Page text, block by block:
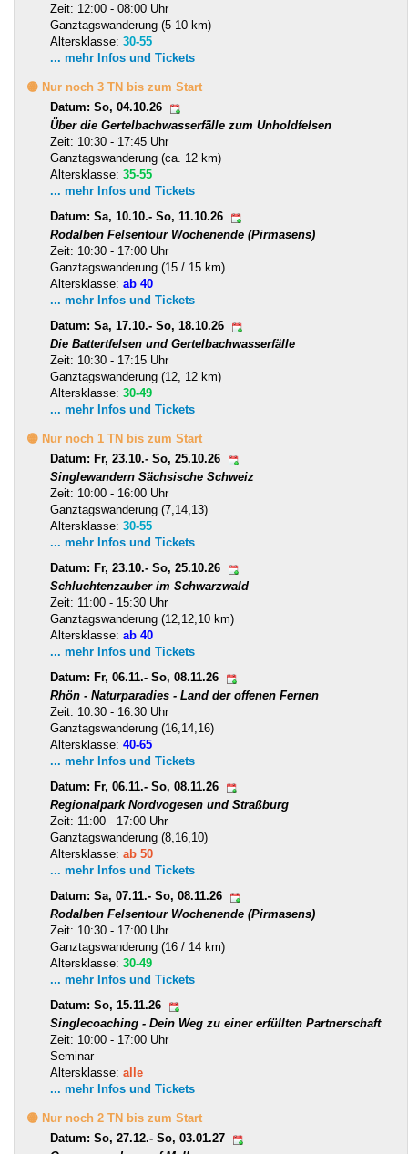
Zeit: 12:00 - 08:00 Uhr
Ganztagswanderung (5-10 km)
Altersklasse: 30-55
... mehr Infos und Tickets
🟡 Nur noch 3 TN bis zum Start
Datum: So, 04.10.26
Über die Gertelbachwasserfälle zum Unholdfelsen
Zeit: 10:30 - 17:45 Uhr
Ganztagswanderung (ca. 12 km)
Altersklasse: 35-55
... mehr Infos und Tickets
Datum: Sa, 10.10.- So, 11.10.26
Rodalben Felsentour Wochenende (Pirmasens)
Zeit: 10:30 - 17:00 Uhr
Ganztagswanderung (15 / 15 km)
Altersklasse: ab 40
... mehr Infos und Tickets
Datum: Sa, 17.10.- So, 18.10.26
Die Battertfelsen und Gertelbachwasserfälle
Zeit: 10:30 - 17:15 Uhr
Ganztagswanderung (12, 12 km)
Altersklasse: 30-49
... mehr Infos und Tickets
🟡 Nur noch 1 TN bis zum Start
Datum: Fr, 23.10.- So, 25.10.26
Singlewandern Sächsische Schweiz
Zeit: 10:00 - 16:00 Uhr
Ganztagswanderung (7,14,13)
Altersklasse: 30-55
... mehr Infos und Tickets
Datum: Fr, 23.10.- So, 25.10.26
Schluchtenzauber im Schwarzwald
Zeit: 11:00 - 15:30 Uhr
Ganztagswanderung (12,12,10 km)
Altersklasse: ab 40
... mehr Infos und Tickets
Datum: Fr, 06.11.- So, 08.11.26
Rhön - Naturparadies - Land der offenen Fernen
Zeit: 10:30 - 16:30 Uhr
Ganztagswanderung (16,14,16)
Altersklasse: 40-65
... mehr Infos und Tickets
Datum: Fr, 06.11.- So, 08.11.26
Regionalpark Nordvogesen und Straßburg
Zeit: 11:00 - 17:00 Uhr
Ganztagswanderung (8,16,10)
Altersklasse: ab 50
... mehr Infos und Tickets
Datum: Sa, 07.11.- So, 08.11.26
Rodalben Felsentour Wochenende (Pirmasens)
Zeit: 10:30 - 17:00 Uhr
Ganztagswanderung (16 / 14 km)
Altersklasse: 30-49
... mehr Infos und Tickets
Datum: So, 15.11.26
Singlecoaching - Dein Weg zu einer erfüllten Partnerschaft
Zeit: 10:00 - 17:00 Uhr
Seminar
Altersklasse: alle
... mehr Infos und Tickets
🟡 Nur noch 2 TN bis zum Start
Datum: So, 27.12.- So, 03.01.27